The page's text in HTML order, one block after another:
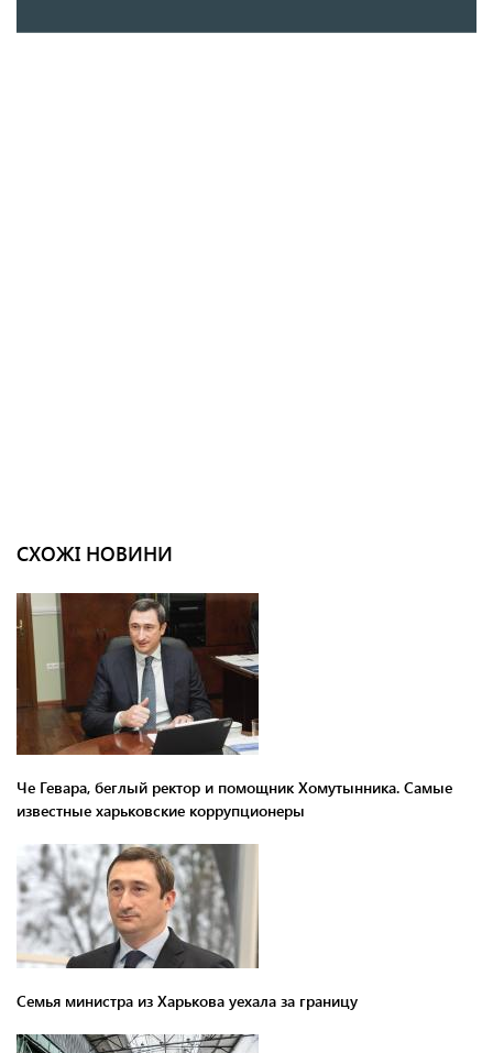
СХОЖІ НОВИНИ
Че Гевара, беглый ректор и помощник Хомутынника. Самые
известные харьковские коррупционеры
Семья министра из Харькова уехала за границу